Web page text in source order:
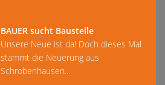
BAUER sucht Baustelle
Unsere Neue ist da! Doch dieses Mal
stammt die Neuerung aus
Schrobenhausen...